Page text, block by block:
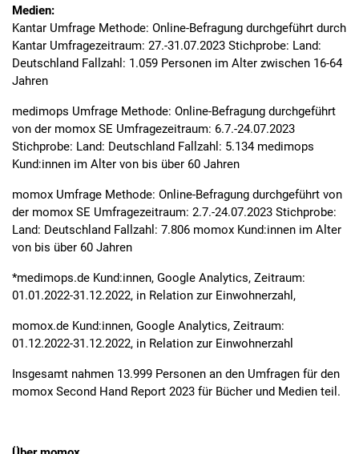
Medien:
Kantar Umfrage Methode: Online-Befragung durchgeführt durch
Kantar Umfragezeitraum: 27.-31.07.2023 Stichprobe: Land:
Deutschland Fallzahl: 1.059 Personen im Alter zwischen 16-64
Jahren
medimops Umfrage Methode: Online-Befragung durchgeführt
von der momox SE Umfragezeitraum: 6.7.-24.07.2023
Stichprobe: Land: Deutschland Fallzahl: 5.134 medimops
Kund:innen im Alter von bis über 60 Jahren
momox Umfrage Methode: Online-Befragung durchgeführt von
der momox SE Umfragezeitraum: 2.7.-24.07.2023 Stichprobe:
Land: Deutschland Fallzahl: 7.806 momox Kund:innen im Alter
von bis über 60 Jahren
*medimops.de Kund:innen, Google Analytics, Zeitraum:
01.01.2022-31.12.2022, in Relation zur Einwohnerzahl,
momox.de Kund:innen, Google Analytics, Zeitraum:
01.12.2022-31.12.2022, in Relation zur Einwohnerzahl
Insgesamt nahmen 13.999 Personen an den Umfragen für den
momox Second Hand Report 2023 für Bücher und Medien teil.